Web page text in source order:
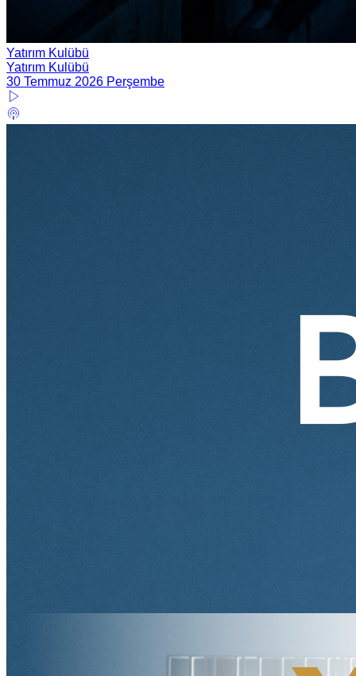
Yatırım Kulübü
Yatırım Kulübü
30 Temmuz 2026 Perşembe